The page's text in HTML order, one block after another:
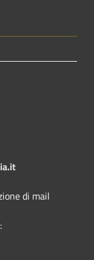
di mail